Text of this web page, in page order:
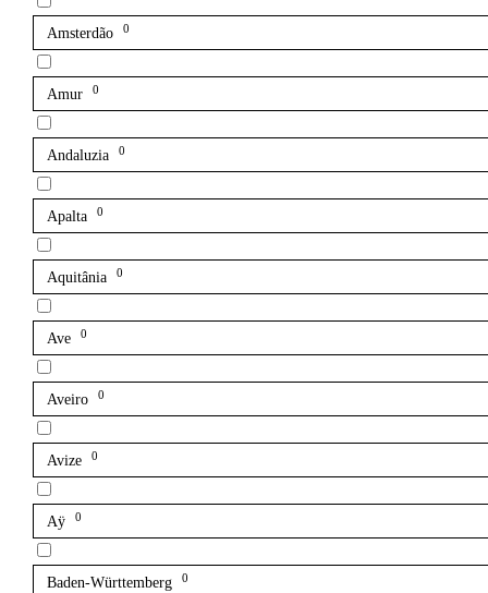
Amsterdão 0
Amur 0
Andaluzia 0
Apalta 0
Aquitânia 0
Ave 0
Aveiro 0
Avize 0
Aÿ 0
Baden-Württemberg 0